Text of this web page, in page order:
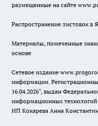
размещенные на сайте
Распространение листовок в
Материалы, помеченные
основе
Сетевое издание
информации.
16.04.2026", выдан
информационных
ИП Кокарева Анна